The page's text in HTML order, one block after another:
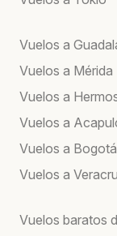
Vuelos a
Vuelos a Mérida
Vuelos a
Vuelos a
Vuelos a Bogotá
Vuelos a
Vuelos baratos